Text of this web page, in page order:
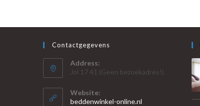
Contactgegevens
Address:
Jol 17 41 (Geen bezoekadres!)
Website:
beddenwinkel-online.nl